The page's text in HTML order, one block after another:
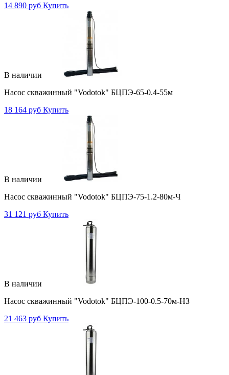
14 890 руб Купить
В наличии
Насос скважинный "Vodotok" БЦПЭ-65-0.4-55м
18 164 руб Купить
В наличии
Насос скважинный "Vodotok" БЦПЭ-75-1.2-80м-Ч
31 121 руб Купить
В наличии
Насос скважинный "Vodotok" БЦПЭ-100-0.5-70м-НЗ
21 463 руб Купить